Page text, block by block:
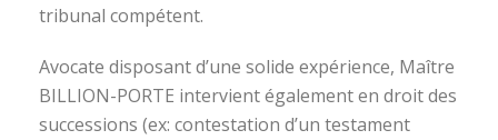
tribunal compétent.
Avocate disposant d’une solide expérience, Maître
BILLION-PORTE intervient également en droit des
successions (ex: contestation d’un testament